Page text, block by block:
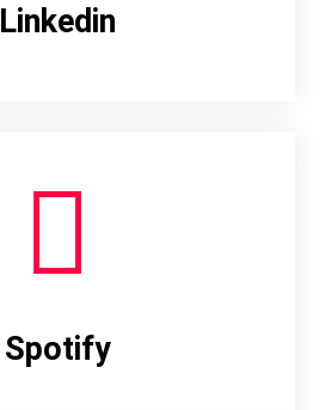
Linkedin
Spotify